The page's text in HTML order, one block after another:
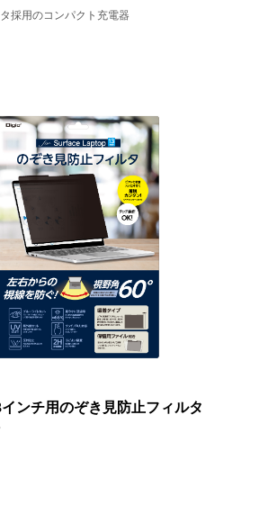
採用のコンパクト充電器
ンチ用のぞき見防止フィルタ